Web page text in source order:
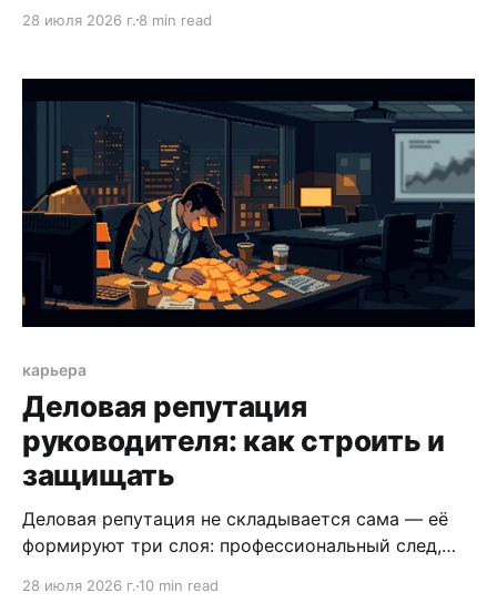
делать в первые 48 часов после.
28 июля 2026 г. 8 min read
карьера
Деловая репутация
руководителя: как строить и
защищать
Деловая репутация не складывается сама — её
формируют три слоя: профессиональный след,
28 июля 2026 г. 10 min read